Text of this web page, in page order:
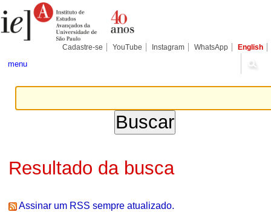
para
conteúdo.
Pessoais
Cadastre-se YouTube Instagram WhatsApp English
menu
Resultado da busca
Assinar um RSS sempre atualizado.